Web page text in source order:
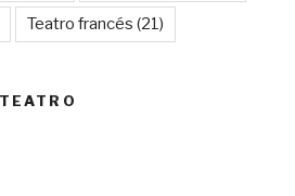
Teatro francés (21)